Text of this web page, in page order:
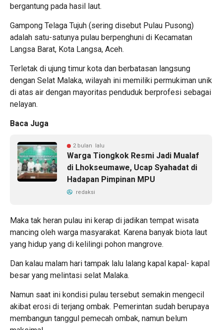
bergantung pada hasil laut.
Gampong Telaga Tujuh (sering disebut Pulau Pusong)
adalah satu-satunya pulau berpenghuni di Kecamatan
Langsa Barat, Kota Langsa, Aceh.
Terletak di ujung timur kota dan berbatasan langsung
dengan Selat Malaka, wilayah ini memiliki permukiman unik
di atas air dengan mayoritas penduduk berprofesi sebagai
nelayan.
Baca Juga
2 bulan lalu
Warga Tiongkok Resmi Jadi Mualaf
di Lhokseumawe, Ucap Syahadat di
Hadapan Pimpinan MPU
redaksi
Maka tak heran pulau ini kerap di jadikan tempat wisata
mancing oleh warga masyarakat. Karena banyak biota laut
yang hidup yang di kelilingi pohon mangrove.
Dan kalau malam hari tampak lalu lalang kapal kapal- kapal
besar yang melintasi selat Malaka.
Namun saat ini kondisi pulau tersebut semakin mengecil
akibat erosi di terjang ombak. Pemerintan sudah berupaya
membangun tanggul pemecah ombak, namun belum